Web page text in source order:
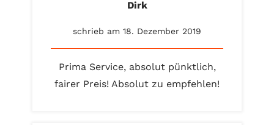
Dirk
schrieb am 18. Dezember 2019
Prima Service, absolut pünktlich,
fairer Preis! Absolut zu empfehlen!